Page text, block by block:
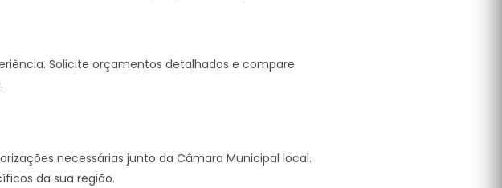
Solicite orçamentos detalhados e compare
necessárias junto da Câmara Municipal local.
da sua região.